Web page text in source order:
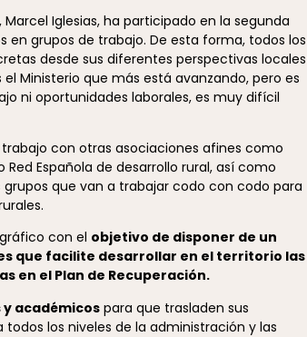
, Marcel Iglesias, ha participado en la segunda
en grupos de trabajo. De esta forma, todos los
desde sus diferentes perspectivas locales
Ministerio que más está avanzando, pero es
ni oportunidades laborales, es muy difícil
con otras asociaciones afines como
Española de desarrollo rural, así como
que van a trabajar codo con codo para
con el objetivo de disponer de un
que facilite desarrollar en el territorio las
en el Plan de Recuperación.
académicos para que trasladen sus
los niveles de la administración y las